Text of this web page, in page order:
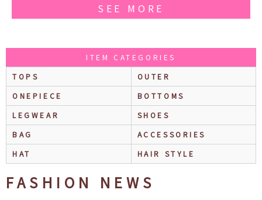
SEE MORE
ITEM CATEGORIES
TOPS
OUTER
ONEPIECE
BOTTOMS
LEGWEAR
SHOES
BAG
ACCESSORIES
HAT
HAIR STYLE
FASHION NEWS